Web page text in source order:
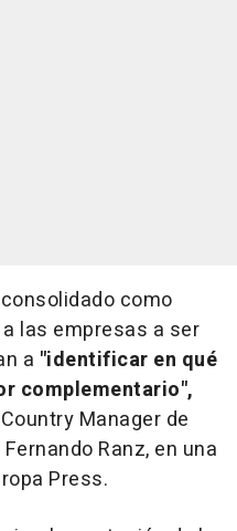
como
las empresas a ser
a "identificar en qué
complementario",
Manager de
Ranz, en una
Press.